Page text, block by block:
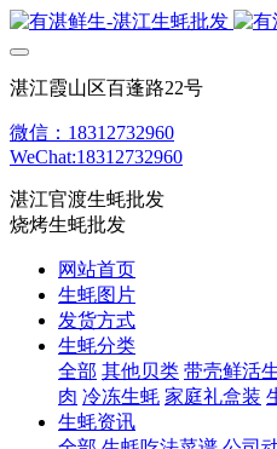
湛江霞山区百蓬路22号
微信：18312732960
WeChat:18312732960
湛江官渡生蚝批发
烧烤生蚝批发
网站首页
生蚝图片
发货方式
生蚝分类
全部 其他贝类 带壳鲜活
肉 冷冻生蚝 家庭礼盒装
生蚝资讯